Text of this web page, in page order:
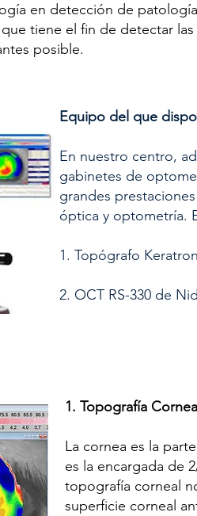
en detección de
tiene el fin de detectar
posible.
Equipo del que
En nuestro centro,
gabinetes de
grandes
óptica y optometría.
1. Topógrafo
2. OCT RS-330 de
1. Topografía Corneal
La cornea es la
es la encargada de
topografía corneal
superficie corneal